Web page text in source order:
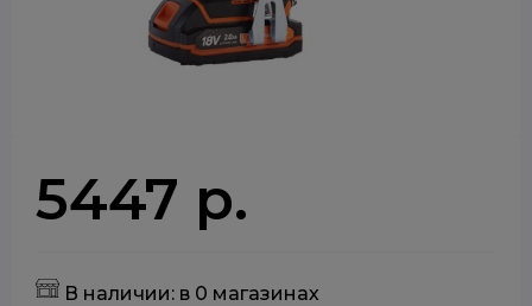
5447 р.
В наличии: в 0 магазинах